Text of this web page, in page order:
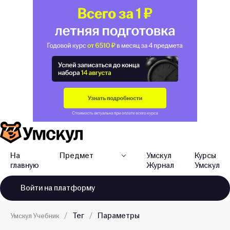
На
главную
Предмет
Умскул
Журнал
Курсы
Умскул
Войти на платформу
Умскул Учебник Тег Параметры